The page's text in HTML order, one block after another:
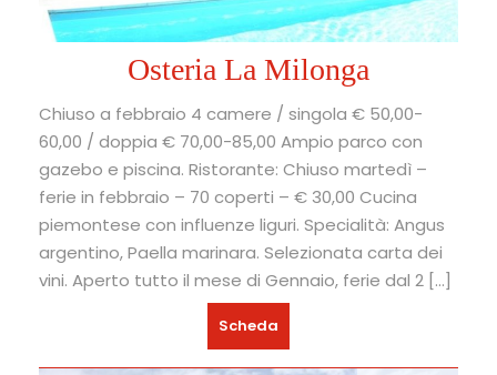
Osteria La Milonga
Chiuso a febbraio 4 camere / singola € 50,00-
60,00 / doppia € 70,00-85,00 Ampio parco con
gazebo e piscina. Ristorante: Chiuso martedì –
ferie in febbraio – 70 coperti – € 30,00 Cucina
piemontese con influenze liguri. Specialità: Angus
argentino, Paella marinara. Selezionata carta dei
vini. Aperto tutto il mese di Gennaio, ferie dal 2 […]
Scheda